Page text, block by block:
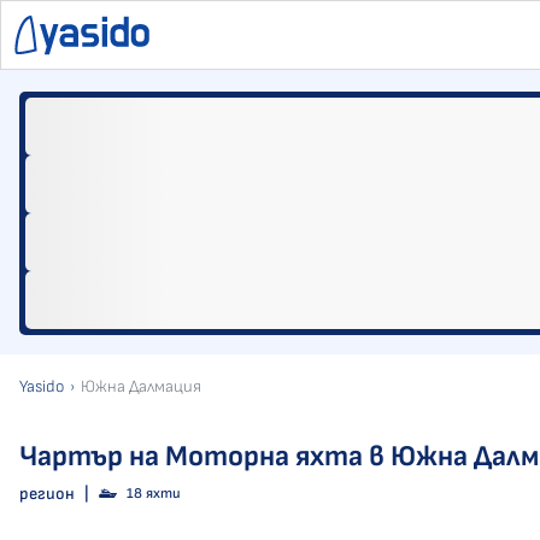
Yasido Южна Далмация
Чартър на Моторна яхта в Южна
регион 18 яхти